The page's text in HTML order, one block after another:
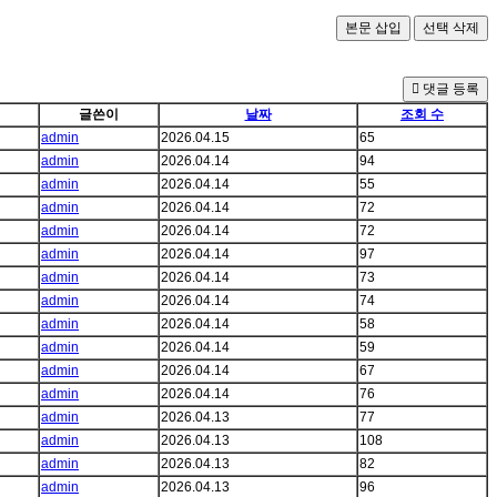
댓글 등록
글쓴이 날짜
조회 수
admin 2026.04.15
65
admin 2026.04.14
94
admin 2026.04.14
55
admin 2026.04.14
72
admin 2026.04.14
72
admin 2026.04.14
97
admin 2026.04.14
73
admin 2026.04.14
74
admin 2026.04.14
58
admin 2026.04.14
59
admin 2026.04.14
67
admin 2026.04.14
76
admin 2026.04.13
77
admin 2026.04.13
108
admin 2026.04.13
82
admin 2026.04.13
96